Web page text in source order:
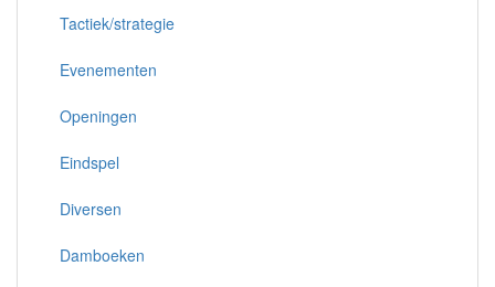
Tactiek/strategie
Evenementen
Openingen
Eindspel
Diversen
Damboeken